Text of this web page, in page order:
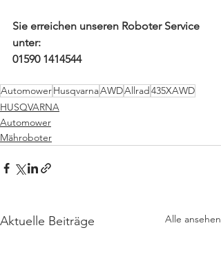
Sie erreichen unseren Roboter Service
unter:
01590 1414544
AutomowerHusqvarnaAWDAllrad435XAWD
HUSQVARNA
Automower
Mähroboter
Aktuelle Beiträge Alle ansehen